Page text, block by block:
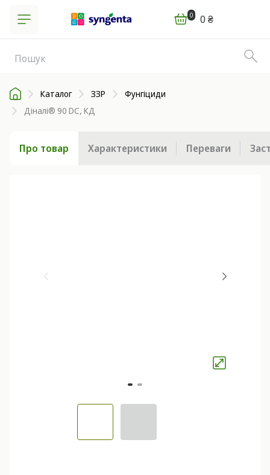
0 0 ₴
Каталог ЗЗР
Фунгіциди
Діналі® 90 DC, КД
Про товар Характеристики Переваги